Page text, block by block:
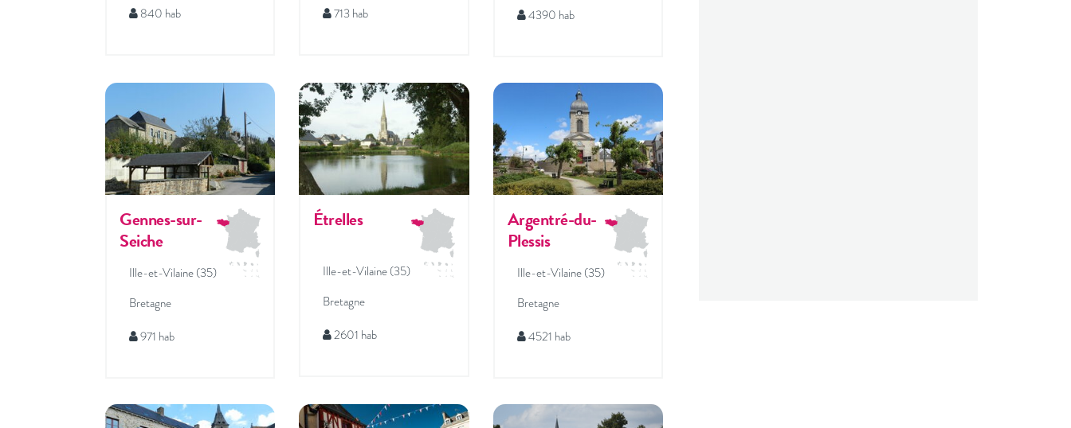
840 hab
713 hab
4390 hab
Gennes-sur-
Seiche
Ille-et-Vilaine (35)
Bretagne
971 hab
Étrelles
Ille-et-Vilaine (35)
Bretagne
2601 hab
Argentré-du-
Plessis
Ille-et-Vilaine (35)
Bretagne
4521 hab